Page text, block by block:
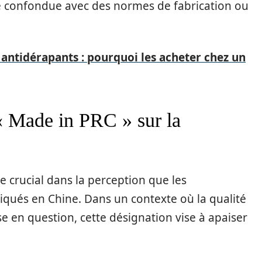
avec des normes de fabrication ou
: pourquoi les acheter chez un
Made in PRC » sur la
crucial dans la perception que les
en Chine. Dans un contexte où la qualité
en question, cette désignation vise à apaiser